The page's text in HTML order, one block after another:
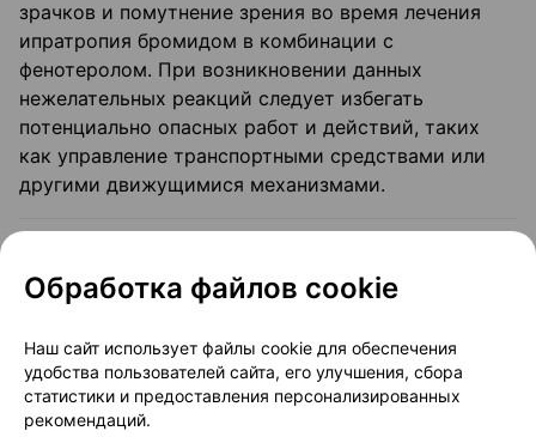
зрачков и помутнение зрения во время лечения
ипратропия бромидом в комбинации с
фенотеролом. При возникновении данных
нежелательных реакций следует избегать
потенциально опасных работ и действий, таких
как управление транспортными средствами или
другими движущимися механизмами.
Всегда применяйте это лекарство в точности так,
с врачом или фармацевтом, если Вы в чем-то не
уверены.
Обработка файлов cookie
Наш сайт использует файлы cookie для обеспечения
удобства пользователей сайта, его улучшения, сбора
статистики и предоставления персонализированных
рекомендаций.